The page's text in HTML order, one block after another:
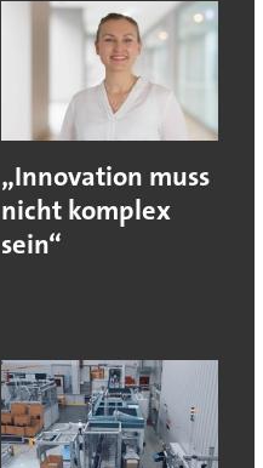
„Innovation muss
nicht komplex
sein“